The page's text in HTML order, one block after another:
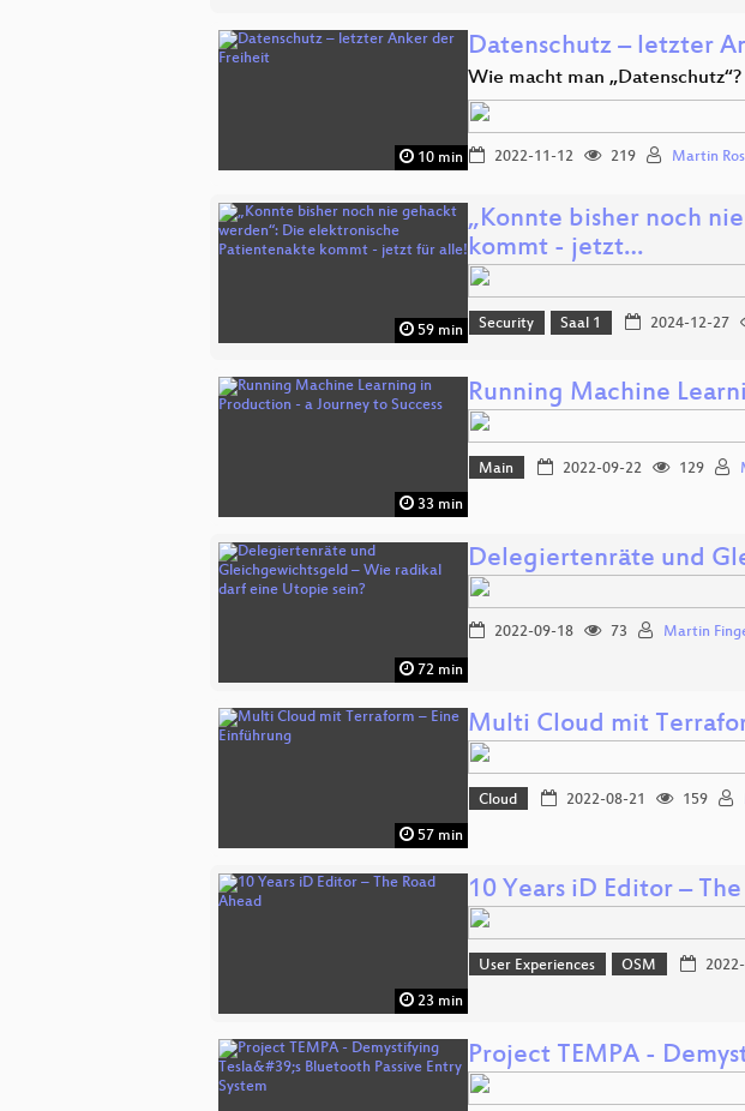
10 min
Datenschutz – letzter
Wie macht man „Datenschutz“?
2022-11-12 219 Martin
59 min
„Konnte bisher noch
kommt - jetzt…
Security Saal 1 2024-12-27
33 min
Running Machine
Main 2022-09-22 129
72 min
Delegiertenräte und
2022-09-18 73 Martin
57 min
Multi Cloud mit
Cloud 2022-08-21 159
23 min
10 Years iD Editor –
User Experiences OSM
Project TEMPA -